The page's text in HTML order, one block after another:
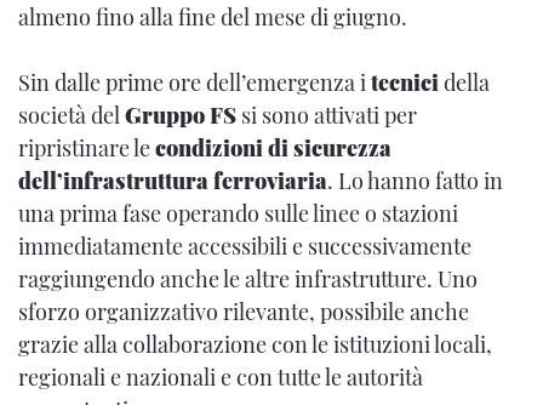
almeno fino alla fine del mese di giugno.
Sin dalle prime ore dell’emergenza itecnicidella
società delGruppo FS si sono attivati per
ripristinare lecondizioni di sicurezza
dell’infrastruttura ferroviaria. Lo hanno fatto in
una prima fase operando sulle linee o stazioni
immediatamente accessibili e successivamente
raggiungendo anche le altre infrastrutture. Uno
sforzo organizzativo rilevante, possibile anche
grazie alla collaborazione con le istituzioni locali,
regionali e nazionali e con tutte le autorità